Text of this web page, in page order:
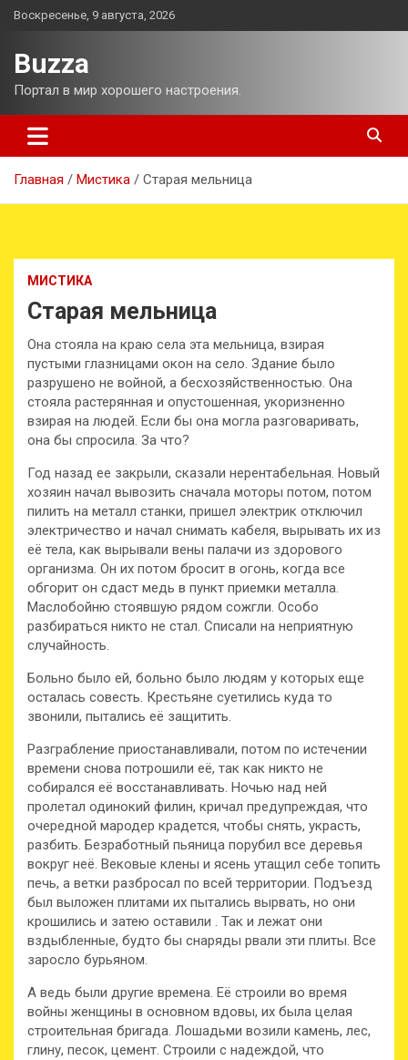
Перейти
Воскресенье, 9 августа, 2026
Buzza
Портал в мир хорошего настроения.
Главная Мистика Старая мельница
МИСТИКА
Старая мельница
Она стояла на краю села эта мельница, взирая
пустыми глазницами окон на село. Здание было
разрушено не войной, а бесхозяйственностью. Она
стояла растерянная и опустошенная, укоризненно
взирая на людей. Если бы она могла разговаривать,
она бы спросила. За что?
Год назад ее закрыли, сказали нерентабельная. Новый
хозяин начал вывозить сначала моторы потом, потом
пилить на металл станки, пришел электрик отключил
электричество и начал снимать кабеля, вырывать их из
её тела, как вырывали вены палачи из здорового
организма. Он их потом бросит в огонь, когда все
обгорит он сдаст медь в пункт приемки металла.
Маслобойню стоявшую рядом сожгли. Особо
разбираться никто не стал. Списали на неприятную
случайность.
Больно было ей, больно было людям у которых еще
осталась совесть. Крестьяне суетились куда то
звонили, пытались её защитить.
Разграбление приостанавливали, потом по истечении
времени снова потрошили её, так как никто не
собирался её восстанавливать. Ночью над ней
пролетал одинокий филин, кричал предупреждая, что
очередной мародер крадется, чтобы снять, украсть,
разбить. Безработный пьяница порубил все деревья
вокруг неё. Вековые клены и ясень утащил себе топить
печь, а ветки разбросал по всей территории. Подъезд
был выложен плитами их пытались вырвать, но они
крошились и затею оставили . Так и лежат они
вздыбленные, будто бы снаряды рвали эти плиты. Все
заросло бурьяном.
А ведь были другие времена. Её строили во время
войны женщины в основном вдовы, их была целая
строительная бригада. Лошадьми возили камень, лес,
глину, песок, цемент. Строили с надеждой, что